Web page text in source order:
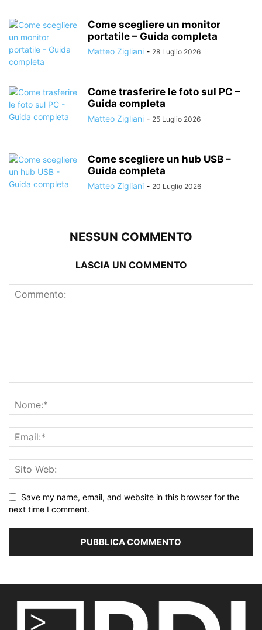
Come scegliere un monitor
portatile – Guida completa
Matteo Zigliani - 28 Luglio 2026
Come trasferire le foto sul PC –
Guida completa
Matteo Zigliani - 25 Luglio 2026
Come scegliere un hub USB –
Guida completa
Matteo Zigliani - 20 Luglio 2026
NESSUN COMMENTO
LASCIA UN COMMENTO
Save my name, email, and website in this browser for the
next time I comment.